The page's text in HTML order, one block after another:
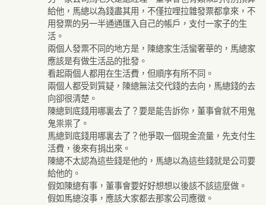
給他，馬總以為錢盡其用，不僅拉哩拉雜發票都拿來，不
用發票的另一半通通匯入自己的帳戶，支付一家子的生
活。
兩個人發票不同的地方是，陳總家生活蠻奢華的，馬總家
應該是有做生活品的批發。
看起兩個人都用在生活費，但順序有所不同。
兩個人都受到質疑，陳總無法交代錢的去向，馬總錢的去
向卻很清楚。
陳總到底錢用哪裏去了？要是能告訴你，董事會就不用鬼
鬼祟祟了。
馬總到底錢用哪裏去了？他爭取一個現金流量，先支付生
活費，後來有捐出來。
陳總不太認為這些錢是他的，馬總以為這些錢就是公司要
給他的。
假如陳總有事，董事會要好好想想以後該不該這麼做。
假如馬總沒事，應該大家都去那家公司應徵。